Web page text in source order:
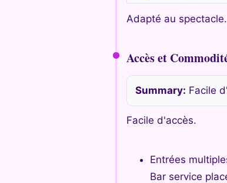
Adapté au spectacle.
Accès et
Summary: Facile
Facile d'accès.
Entrées
Bar service